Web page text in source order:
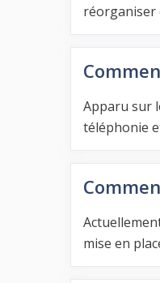
réorganiser
Apparu sur
téléphonie
mise en